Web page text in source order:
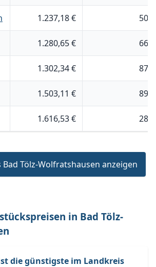
1.237,18 € 500
1.280,65 € 664
1.302,34 € 875
1.503,11 € 894
1.616,53 € 280
Tölz-Wolfratshausen anzeigen
in Bad Tölz-
die günstigste im Landkreis